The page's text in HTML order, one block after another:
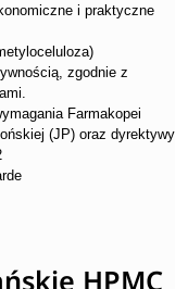
i praktyczne
zgodnie z
Farmakopei
(JP) oraz dyrektywy
HPMC